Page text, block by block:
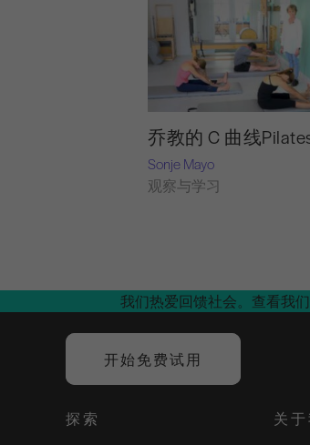
乔教的 C 曲线
Sonje Mayo
观察与学习
我们热爱回馈社会。查看我们
开始免费试用
探索 关